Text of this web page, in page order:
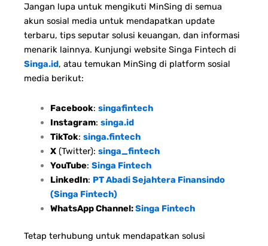
Jangan lupa untuk mengikuti MinSing di semua
akun sosial media untuk mendapatkan update
terbaru, tips seputar solusi keuangan, dan informasi
menarik lainnya. Kunjungi website Singa Fintech di
Singa.id, atau temukan MinSing di platform sosial
media berikut:
Facebook: singafintech
Instagram: singa.id
TikTok: singa.fintech
X(Twitter): singa_fintech
YouTube: Singa Fintech
LinkedIn: PT Abadi Sejahtera Finansindo
(Singa Fintech)
WhatsApp Channel:Singa Fintech
Tetap terhubung untuk mendapatkan solusi